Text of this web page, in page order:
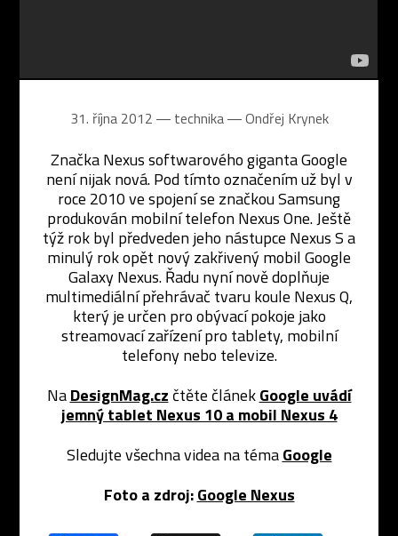
31. října 2012 ― technika ―Ondřej Krynek
Značka Nexus softwarového giganta Google
není nijak nová. Pod tímto označením už byl v
roce 2010 ve spojení se značkou Samsung
produkován mobilní telefon Nexus One. Ještě
týž rok byl předveden jeho nástupce Nexus S a
minulý rok opět nový zakřivený mobil Google
Galaxy Nexus. Řadu nyní nově doplňuje
multimediální přehrávač tvaru koule Nexus Q,
který je určen pro obývací pokoje jako
streamovací zařízení pro tablety, mobilní
telefony nebo televize.
NaDesignMag.cz čtěte článekGoogle uvádí
jemný tablet Nexus 10 a mobil Nexus 4
Sledujte všechna videa na témaGoogle
Foto a zdroj: Google Nexus